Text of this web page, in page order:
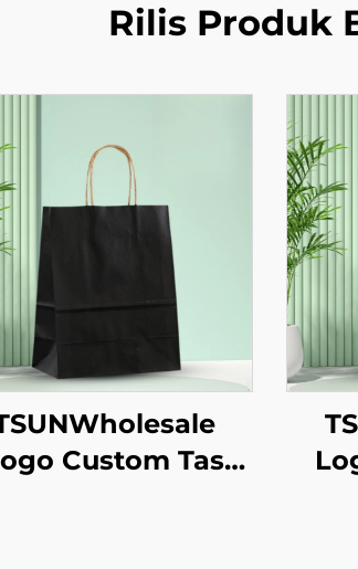
Rilis Produk
Custom Tas